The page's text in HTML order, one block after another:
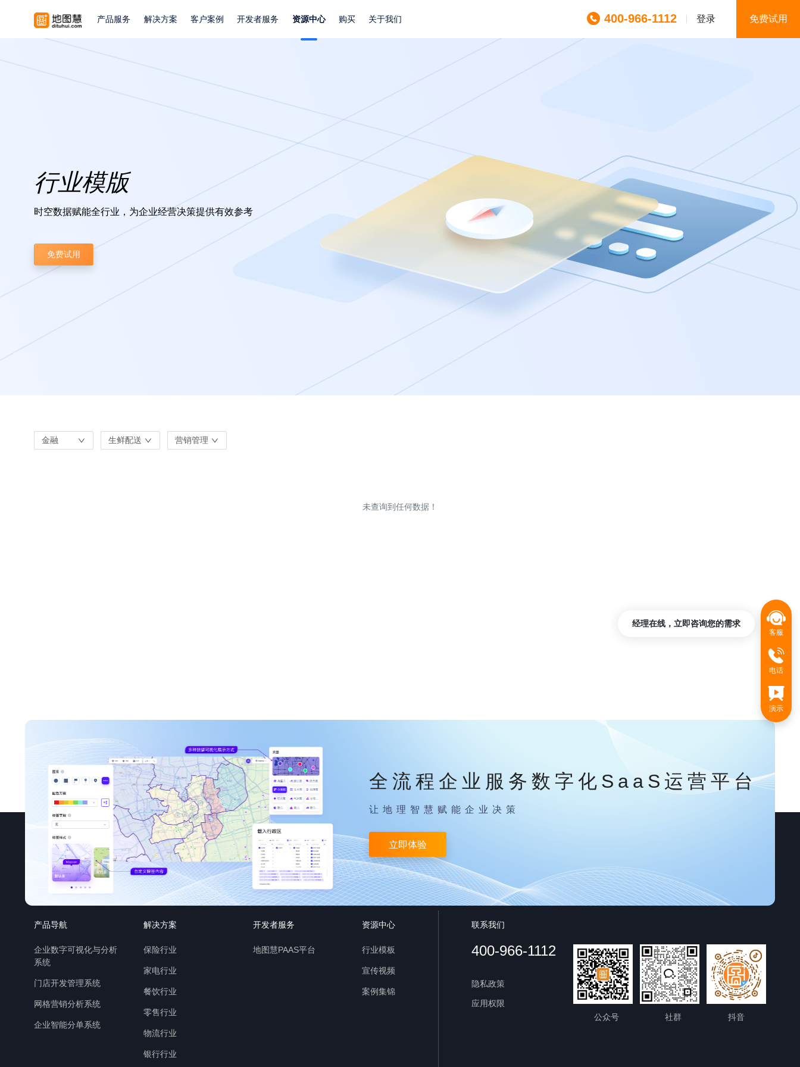
产品服务 解决方案 客户案例 开发者服务 资源中心 购买 关于我们 400-966-1112 登录 免费试用
行业模版
时空数据赋能全行业，为企业经营决策提供有效参考
免费试用
金融 生鲜配送 营销管理
未查询到任何数据！
全流程企业服务数字化SaaS运营平台
让地理智慧赋能企业决策
立即体验
产品导航
企业数字可视化与分析
系统
门店开发管理系统
网格营销分析系统
企业智能分单系统
解决方案
保险行业
家电行业
餐饮行业
零售行业
物流行业
银行行业
开发者服务
地图慧PAAS平台
资源中心
行业模板
宣传视频
案例集锦
联系我们
400-966-1112
隐私政策
应用权限
公众号
社群 抖音
客服
电话
演示
经理在线，立即咨询您的需求